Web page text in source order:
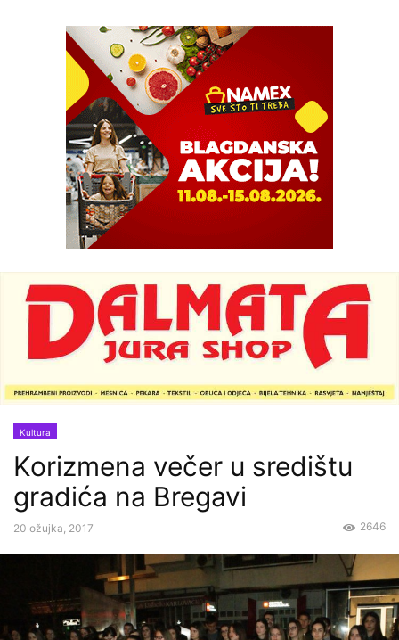
Kultura
Korizmena večer u središtu
gradića na Bregavi
20 ožujka, 2017 2646